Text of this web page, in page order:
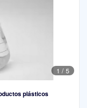
1 / 5
plásticos